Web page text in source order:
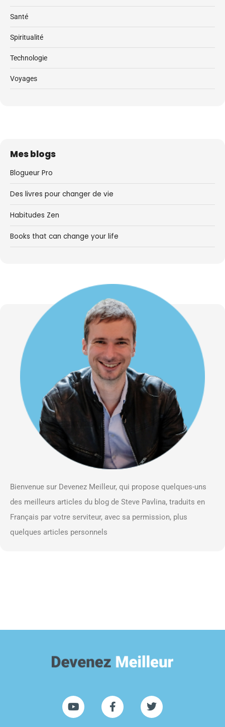
Santé
Spiritualité
Technologie
Voyages
Mes blogs
Blogueur Pro
Des livres pour changer de vie
Habitudes Zen
Books that can change your life
Bienvenue sur Devenez Meilleur, qui propose quelques-uns
des meilleurs articles du blog de Steve Pavlina, traduits en
Français par votre serviteur, avec sa permission, plus
quelques articles personnels